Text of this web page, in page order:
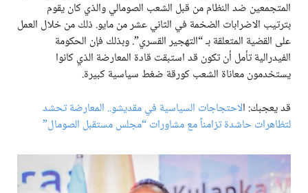
المتجمعين ضد النظام من قبل الشعب الصومالي والذي كان يقوم
بترتيب الاضرابات الضخمة في الثاني عشر من مايو. ذلك من خلال العمل
على القضية المتعلقة بـ “التهجير القسري”. وبذلك فإن الحكومة
الفيدرالية تأمل أن تكون قد استبقت قادة المعارضة الذي كانوا
يستخدمون معاناة الشعب كورقة ضغط سياسية كبيرة.
قد يعجبك: الاحتجاجات السياسية في مقديشو.. المعارضة تحشد
لتظاهرات حاشدة تزامناً مع مشاورات “مجلس مستقبل الصومال”